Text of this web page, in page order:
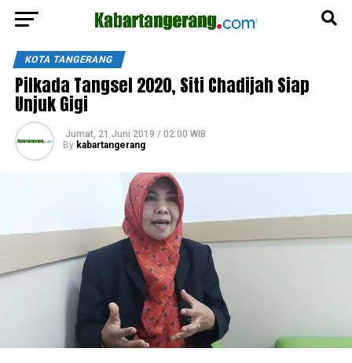
KOTA TANGERANG
Pilkada Tangsel 2020, Siti Chadijah Siap
Unjuk Gigi
Jumat, 21 Juni 2019 / 02:00 WIB
By kabartangerang